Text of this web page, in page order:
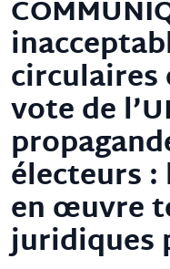
vote de
électeurs :
en œuvre
juridiques